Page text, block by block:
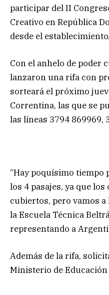
participar del II
Creativo en República
desde el establecimiento.
Con el anhelo de poder
lanzaron una rifa con
sorteará el próximo
Correntina, las que se
las líneas 3794 869969,
“Hay poquísimo
los 4 pasajes, ya que
cubiertos, pero vamos
la Escuela Técnica
representando a
Además de la rifa,
Ministerio de